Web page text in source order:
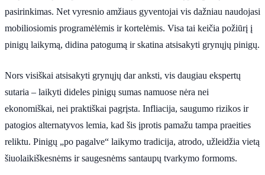
pasirinkimas. Net vyresnio amžiaus gyventojai vis dažniau naudojasi
mobiliosiomis programėlėmis ir kortelėmis. Visa tai keičia požiūrį į
pinigų laikymą, didina patogumą ir skatina atsisakyti grynųjų pinigų.
Nors visiškai atsisakyti grynųjų dar anksti, vis daugiau ekspertų
sutaria – laikyti dideles pinigų sumas namuose nėra nei
ekonomiškai, nei praktiškai pagrįsta. Infliacija, saugumo rizikos ir
patogios alternatyvos lemia, kad šis įprotis pamažu tampa praeities
reliktu. Pinigų „po pagalve“ laikymo tradicija, atrodo, užleidžia vietą
šiuolaikiškesnėms ir saugesnėms santaupų tvarkymo formoms.